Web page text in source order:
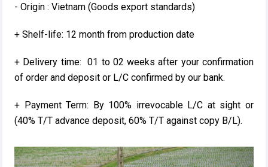
- Origin : Vietnam (Goods export standards)
+ Shelf-life: 12 month from production date
+ Delivery time: 01 to 02 weeks after your confirmation
of order and deposit or L/C confirmed by our bank.
+ Payment Term: By 100% irrevocable L/C at sight or
(40% T/T advance deposit, 60% T/T against copy B/L).